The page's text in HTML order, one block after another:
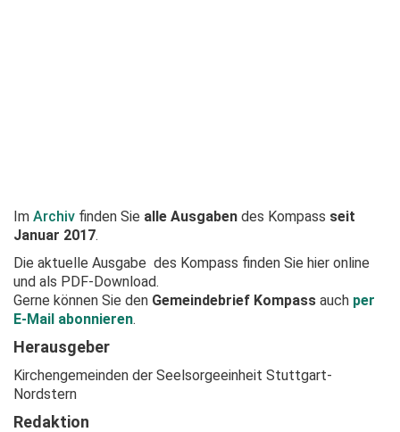
Im Archiv finden Sie alle Ausgaben des Kompass seit
Januar 2017.
Die aktuelle Ausgabe des Kompass finden Sie hier online
und als PDF-Download.
Gerne können Sie den Gemeindebrief Kompass auch per
E-Mail abonnieren.
Herausgeber
Kirchengemeinden der Seelsorgeeinheit Stuttgart-
Nordstern
Redaktion